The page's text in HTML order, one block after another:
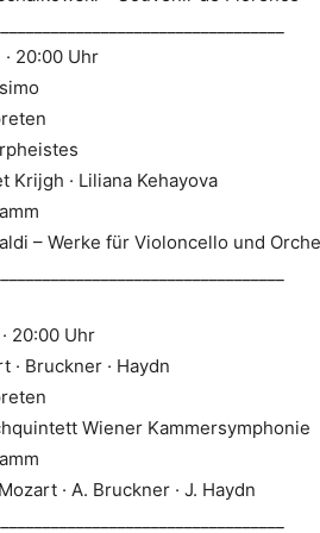
· 20:00 Uhr
Krijgh · Liliana Kehayova
– Werke für Violoncello und
· 20:00 Uhr
· Bruckner · Haydn
Wiener Kammersymphonie
· A. Bruckner · J. Haydn